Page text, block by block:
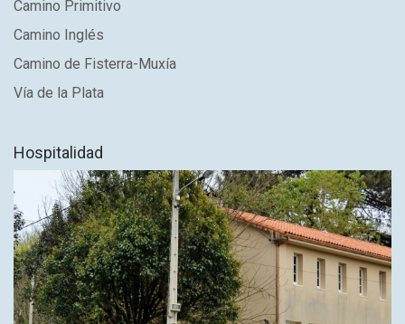
Camino Primitivo
Camino Inglés
Camino de Fisterra-Muxía
Vía de la Plata
Hospitalidad